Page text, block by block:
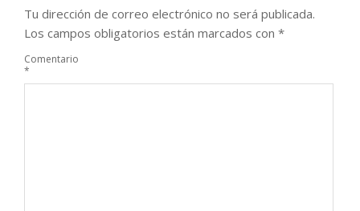
Tu dirección de correo electrónico no será publicada.
Los campos obligatorios están marcados con *
Comentario
*